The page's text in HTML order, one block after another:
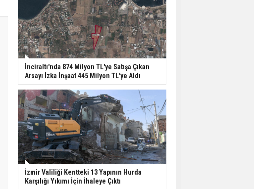
İnciraltı'nda 874 Milyon TL'ye Satışa Çıkan
Arsayı İzka İnşaat 445 Milyon TL'ye Aldı
İzmir Valiliği Kentteki 13 Yapının Hurda
Karşılığı Yıkımı İçin İhaleye Çıktı